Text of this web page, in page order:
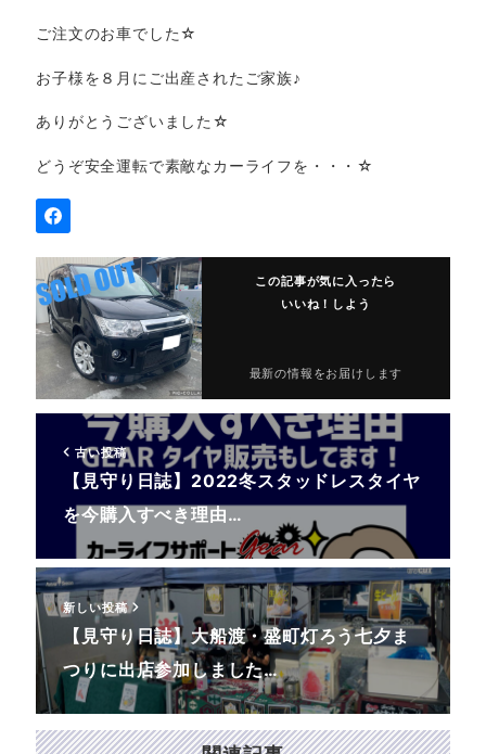
ご注文のお車でした☆
お子様を８月にご出産されたご家族♪
ありがとうございました☆
どうぞ安全運転で素敵なカーライフを・・・☆
この記事が気に入ったら
いいね！しよう
最新の情報をお届けします
古い投稿
【見守り日誌】2022冬スタッドレスタイヤ
を今購入すべき理由…
新しい投稿
【見守り日誌】大船渡・盛町灯ろう七夕ま
つりに出店参加しました…